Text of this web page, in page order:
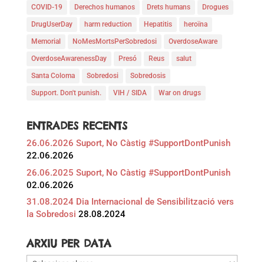
COVID-19 Derechos humanos Drets humans Drogues
DrugUserDay harm reduction Hepatitis heroïna
Memorial NoMesMortsPerSobredosi OverdoseAware
OverdoseAwarenessDay Presó Reus salut
Santa Coloma Sobredosi Sobredosis
Support. Don't punish. VIH / SIDA War on drugs
ENTRADES RECENTS
26.06.2026 Suport, No Càstig #SupportDontPunish
22.06.2026
26.06.2025 Suport, No Càstig #SupportDontPunish
02.06.2026
31.08.2024 Dia Internacional de Sensibilització vers
la Sobredosi 28.08.2024
ARXIU PER DATA